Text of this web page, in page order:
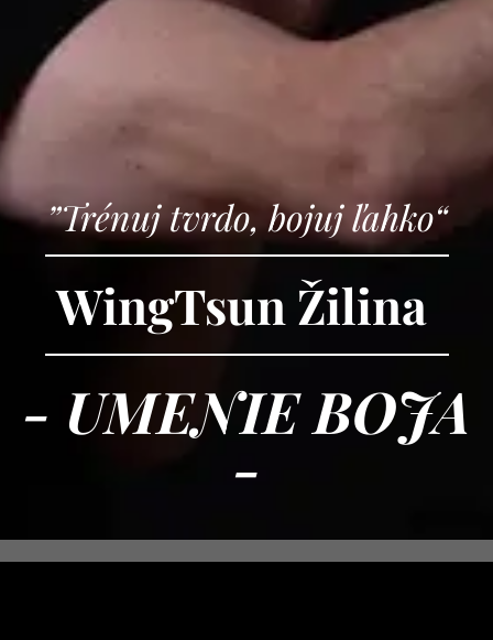
”Trénuj tvrdo, bojuj ľahko“
WingTsun Žilina
- UMENIE BOJA
-